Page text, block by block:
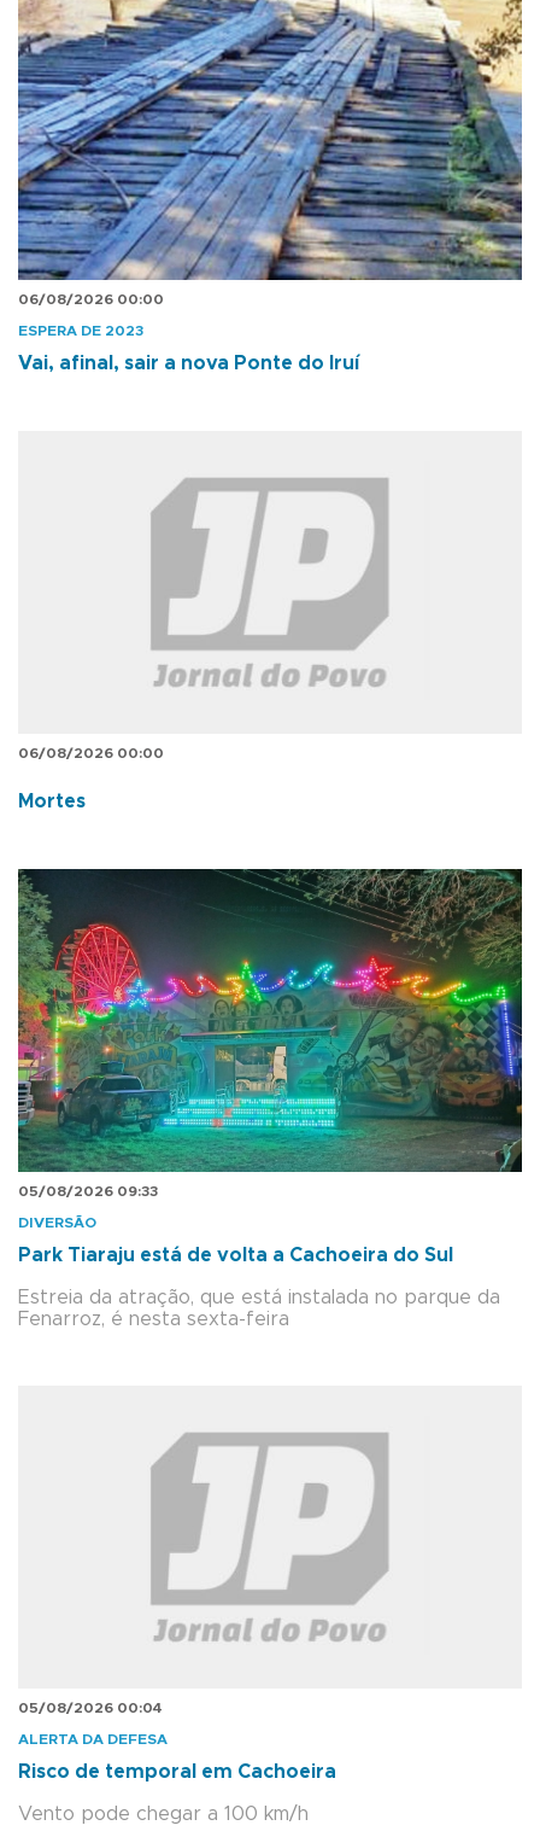
06/08/2026 00:00
ESPERA DE 2023
Vai, afinal, sair a nova Ponte do Iruí
06/08/2026 00:00
Mortes
05/08/2026 09:33
DIVERSÃO
Park Tiaraju está de volta a Cachoeira do Sul
Estreia da atração, que está instalada no parque da
Fenarroz, é nesta sexta-feira
05/08/2026 00:04
ALERTA DA DEFESA
Risco de temporal em Cachoeira
Vento pode chegar a 100 km/h